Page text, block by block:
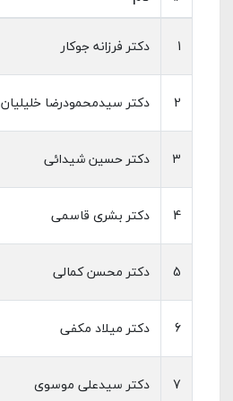
1 دکتر فرزانه جوکار
2 دکتر سیدمحمودرضا خلیلیان
3 دکتر حسین شیدائی
4 دکتر بشری قاسمی
5 دکتر محسن کمالی
6 دکتر میلاد مکفی
7 دکتر سیدعلی موسوی